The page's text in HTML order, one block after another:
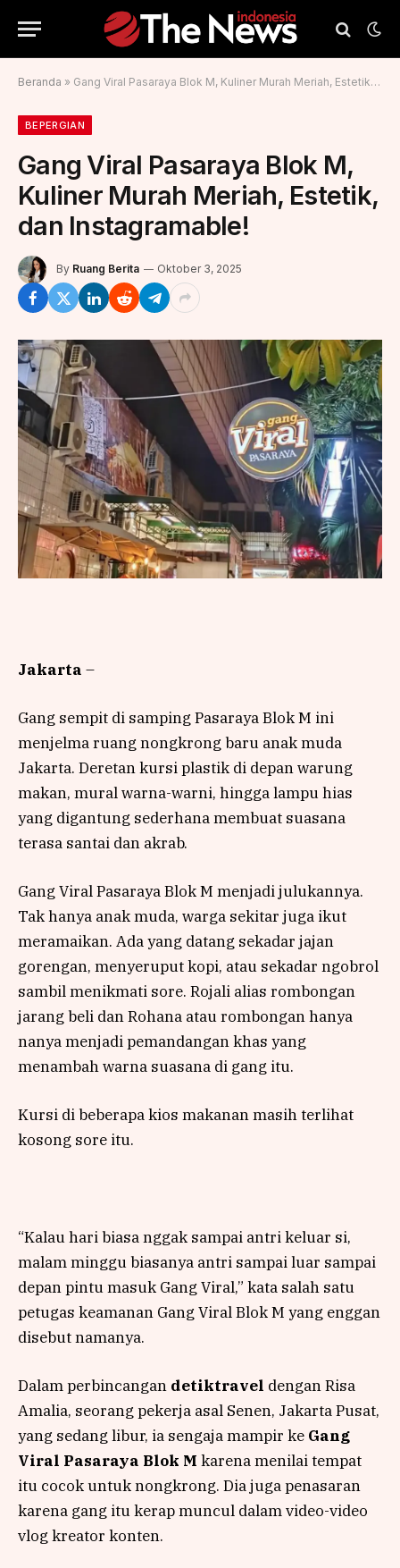
Beranda » Gang Viral Pasaraya Blok M, Kuliner Murah Meriah, Estetik, dan Instagramable!
BEPERGIAN
Gang Viral Pasaraya Blok M,
Kuliner Murah Meriah, Estetik,
dan Instagramable!
By Ruang Berita Oktober 3, 2025
Jakarta –
Gang sempit di samping Pasaraya Blok M ini
menjelma ruang nongkrong baru anak muda
Jakarta. Deretan kursi plastik di depan warung
makan, mural warna-warni, hingga lampu hias
yang digantung sederhana membuat suasana
terasa santai dan akrab.
Gang Viral Pasaraya Blok M menjadi julukannya.
Tak hanya anak muda, warga sekitar juga ikut
meramaikan. Ada yang datang sekadar jajan
gorengan, menyeruput kopi, atau sekadar ngobrol
sambil menikmati sore. Rojali alias rombongan
jarang beli dan Rohana atau rombongan hanya
nanya menjadi pemandangan khas yang
menambah warna suasana di gang itu.
Kursi di beberapa kios makanan masih terlihat
kosong sore itu.
“Kalau hari biasa nggak sampai antri keluar si,
malam minggu biasanya antri sampai luar sampai
depan pintu masuk Gang Viral,” kata salah satu
petugas keamanan Gang Viral Blok M yang enggan
disebut namanya.
Dalam perbincangan detiktravel dengan Risa
Amalia, seorang pekerja asal Senen, Jakarta Pusat,
yang sedang libur, ia sengaja mampir ke Gang
Viral Pasaraya Blok M karena menilai tempat
itu cocok untuk nongkrong. Dia juga penasaran
karena gang itu kerap muncul dalam video-video
vlog kreator konten.